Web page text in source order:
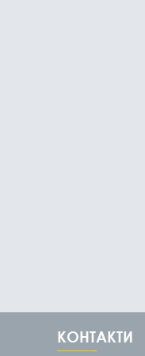
КОНТАКТИ